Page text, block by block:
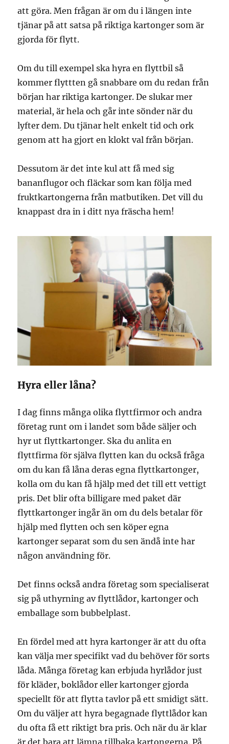
att göra. Men frågan är om du i längen inte
tjänar på att satsa på riktiga kartonger som är
gjorda för flytt.
Om du till exempel ska hyra en flyttbil så
kommer flyttten gå snabbare om du redan från
början har riktiga kartonger. De slukar mer
material, är hela och går inte sönder när du
lyfter dem. Du tjänar helt enkelt tid och ork
genom att ha gjort en klokt val från början.
Dessutom är det inte kul att få med sig
bananflugor och fläckar som kan följa med
fruktkartongerna från matbutiken. Det vill du
knappast dra in i ditt nya fräscha hem!
Hyra eller låna?
I dag finns många olika flyttfirmor och andra
företag runt om i landet som både säljer och
hyr ut flyttkartonger. Ska du anlita en
flyttfirma för själva flytten kan du också fråga
om du kan få låna deras egna flyttkartonger,
kolla om du kan få hjälp med det till ett vettigt
pris. Det blir ofta billigare med paket där
flyttkartonger ingår än om du dels betalar för
hjälp med flytten och sen köper egna
kartonger separat som du sen ändå inte har
någon användning för.
Det finns också andra företag som specialiserat
sig på uthyrning av flyttlådor, kartonger och
emballage som bubbelplast.
En fördel med att hyra kartonger är att du ofta
kan välja mer specifikt vad du behöver för sorts
låda. Många företag kan erbjuda hyrlådor just
för kläder, boklådor eller kartonger gjorda
speciellt för att flytta tavlor på ett smidigt sätt.
Om du väljer att hyra begagnade flyttlådor kan
du ofta få ett riktigt bra pris. Och när du är klar